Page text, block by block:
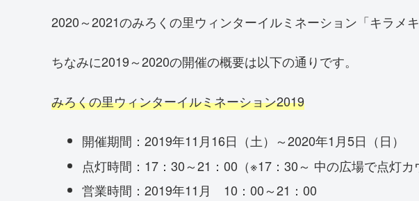
2020～2021のみろくの里ウィンターイルミネーション「キラメ
ちなみに2019～2020の開催の概要は以下の通りです。
みろくの里ウィンターイルミネーション2019
開催期間：2019年11月16日（土）～2020年1月5日（日）
点灯時間：17：30～21：00（※17：30～ 中の広場で点灯カ
営業時間：2019年11月 10：00～21：00